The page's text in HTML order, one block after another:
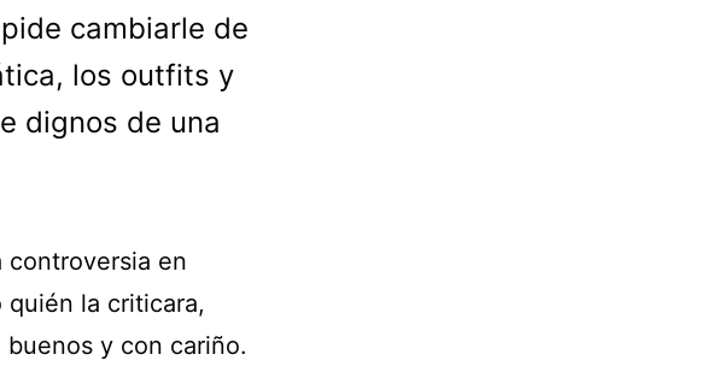
cambiarle de
los outfits y
dignos de una
controversia en
la criticara,
y con cariño.